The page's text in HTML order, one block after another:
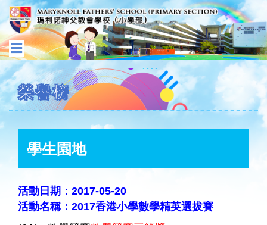
榮譽榜
學生園地
活動日期：2017-05-20
活動名稱：2017香港小學數學精英選拔賽